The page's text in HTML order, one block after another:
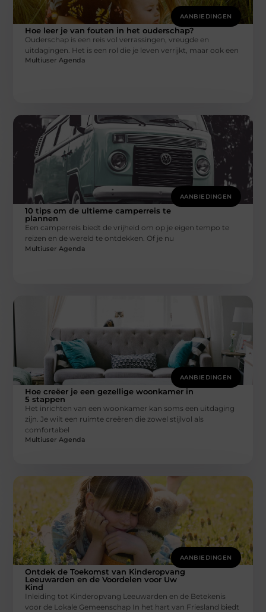
AANBIEDINGEN
Hoe leer je van fouten in het ouderschap?
Ouderschap is een reis vol verrassingen, vreugde en
uitdagingen. Het is een rol die je leven verrijkt, maar ook een
Multiuser Agenda
AANBIEDINGEN
10 tips om de ultieme camperreis te
plannen
Een camperreis biedt de vrijheid om op je eigen tempo te
reizen en de wereld te ontdekken. Of je nu
Multiuser Agenda
AANBIEDINGEN
Hoe creëer je een gezellige woonkamer in
5 stappen
Het inrichten van een woonkamer kan soms een uitdaging
zijn. Je wilt een ruimte creëren die zowel stijlvol als
comfortabel
Multiuser Agenda
AANBIEDINGEN
Ontdek de Toekomst van Kinderopvang
Leeuwarden en de Voordelen voor Uw
Kind
Inleiding tot Kinderopvang Leeuwarden en de Betekenis
voor de Lokale Gemeenschap In het hart van Friesland biedt